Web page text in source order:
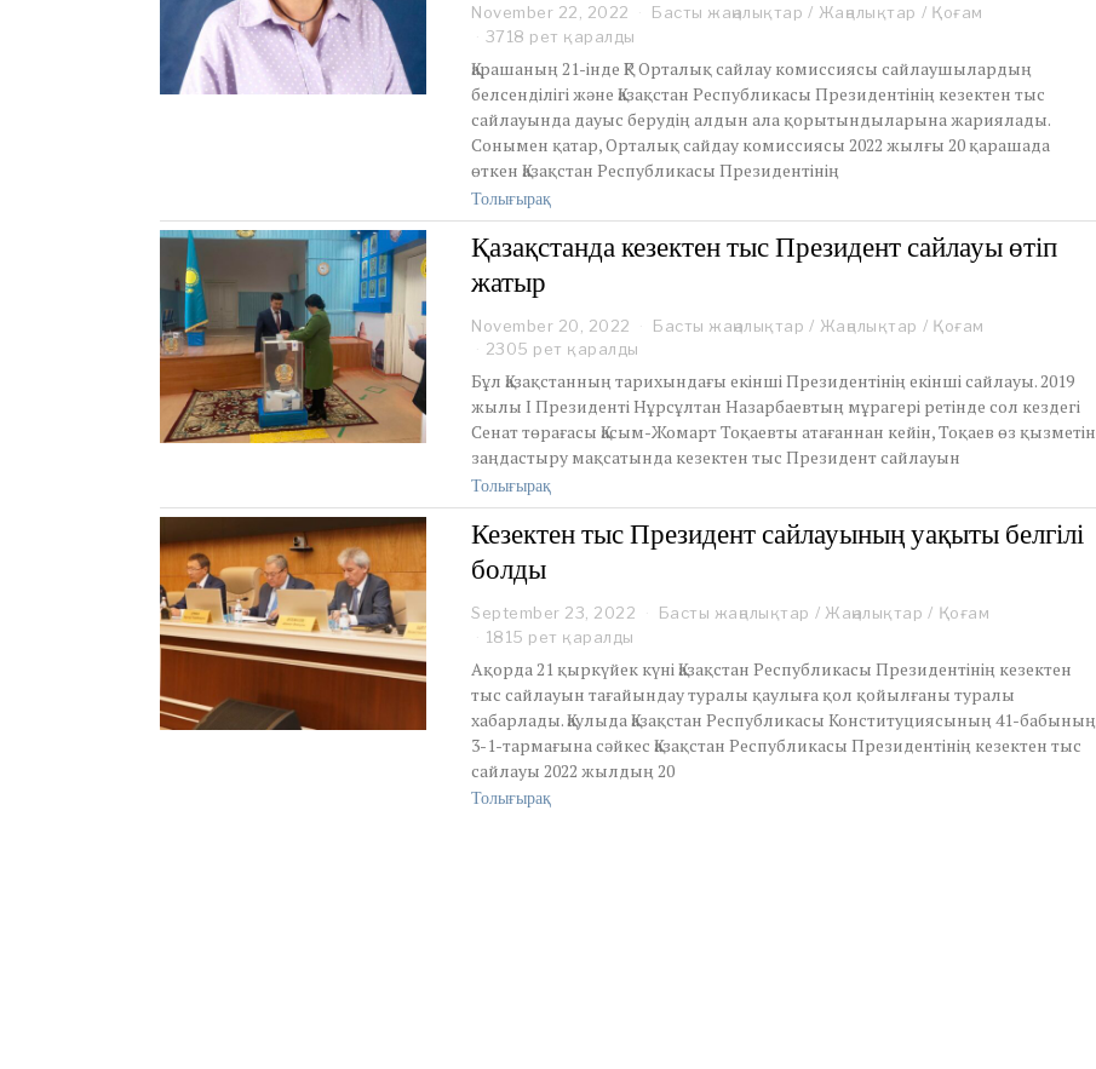
November 22, 2022 Басты жаңалықтар / Жаңалықтар / Қоғам
3718 рет қаралды
Қарашаның 21-інде ҚР Орталық сайлау комиссиясы сайлаушылардың
белсенділігі және Қазақстан Республикасы Президентінің кезектен тыс
сайлауында дауыс берудің алдын ала қорытындыларына жариялады.
Сонымен қатар, Орталық сайдау комиссиясы 2022 жылғы 20 қарашада
өткен Қазақстан Республикасы Президентінің
Толығырақ
Қазақстанда кезектен тыс Президент сайлауы өтіп
жатыр
November 20, 2022
o
e
m
b
e
0
,
2
2
Басты жаңалықтар / Жаңалықтар / Қоғам
2305 рет қаралды
Бұл Қазақстанның тарихындағы екінші Президентінің екінші сайлауы. 2019
жылы І Президенті Нұрсұлтан Назарбаевтың мұрагері ретінде сол кездегі
Сенат төрағасы Қасым-Жомарт Тоқаевты атағаннан кейін, Тоқаев өз қызметін
заңдастыру мақсатында кезектен тыс Президент сайлауын
Толығырақ
Кезектен тыс Президент сайлауының уақыты белгілі
болды
September 23, 2022
t
e
m
b
e
Басты жаңалықтар / Жаңалықтар / Қоғам
1815 рет қаралды
Ақорда 21 қыркүйек күні Қазақстан Республикасы Президентінің кезектен
тыс сайлауын тағайындау туралы қаулыға қол қойылғаны туралы
хабарлады. Қаулыда Қазақстан Республикасы Конституциясының 41-бабының
3-1-тармағына сәйкес Қазақстан Республикасы Президентінің кезектен тыс
сайлауы 2022 жылдың 20
Толығырақ